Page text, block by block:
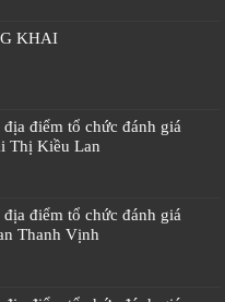
KHAI
điểm tổ chức đánh giá
Thị Kiều Lan
điểm tổ chức đánh giá
Thanh Vịnh